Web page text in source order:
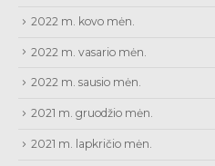
2022 m. kovo mėn.
2022 m. vasario mėn.
2022 m. sausio mėn.
2021 m. gruodžio mėn.
2021 m. lapkričio mėn.